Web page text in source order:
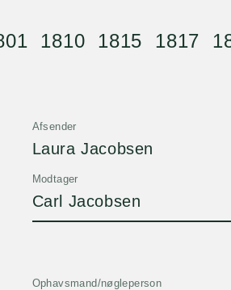
1810 1815 1817
Afsender
Laura Jacobsen
Modtager
Carl Jacobsen
Ophavsmand/nøgleperson